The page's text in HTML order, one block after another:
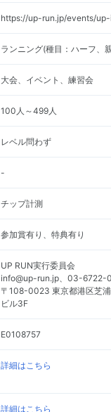
https://up-run.jp/events/
ランニング(種目：ハーフ、
大会、イベント、練習会
100人～499人
レベル問わず
-
チップ計測
参加賞有り、特典有り
UP RUN実行委員会
info@up-run.jp、03-6722-
〒108-0023 東京都港区芝
ビル3F
E0108757
詳細はこちら
詳細はこちら